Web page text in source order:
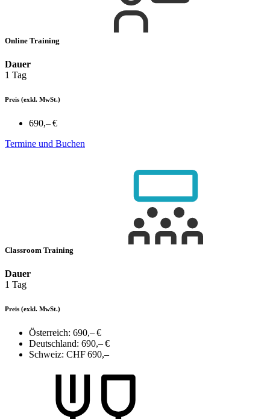
Online Training
Dauer
1 Tag
Preis (exkl. MwSt.)
690,– €
Termine und Buchen
Classroom Training
Dauer
1 Tag
Preis (exkl. MwSt.)
Österreich: 690,– €
Deutschland: 690,– €
Schweiz: CHF 690,–